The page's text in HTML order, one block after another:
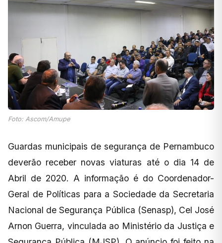
Foto: Ascom/Amupe
Guardas municipais de segurança de Pernambuco
deverão receber novas viaturas até o dia 14 de
Abril de 2020. A informação é do Coordenador-
Geral de Políticas para a Sociedade da Secretaria
Nacional de Segurança Pública (Senasp), Cel José
Arnon Guerra, vinculada ao Ministério da Justiça e